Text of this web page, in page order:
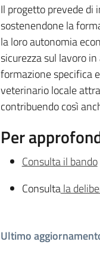
Il progetto prevede di
sostenendone la
la loro autonomia
sicurezza sul lavoro
formazione specifica
veterinario locale
contribuendo così
Per
Consulta il bando
Consultala
Ultimo